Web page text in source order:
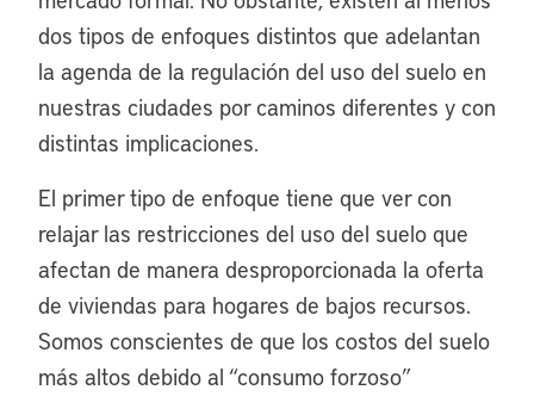
dos tipos de enfoques distintos que adelantan
la agenda de la regulación del uso del suelo en
nuestras ciudades por caminos diferentes y con
distintas implicaciones.
El primer tipo de enfoque tiene que ver con
relajar las restricciones del uso del suelo que
afectan de manera desproporcionada la oferta
de viviendas para hogares de bajos recursos.
Somos conscientes de que los costos del suelo
más altos debido al “consumo forzoso”